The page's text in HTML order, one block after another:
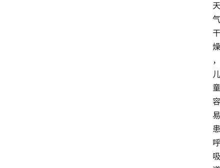
天
气
干
燥
，
儿
童
容
易
患
呼
吸